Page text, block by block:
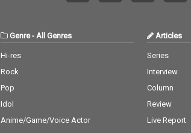
Genre- All Genres
Hi-res
Rock
Pop
Idol
Anime/Game/Voice Actor
Articles
Series
Interview
Column
Review
Live Report